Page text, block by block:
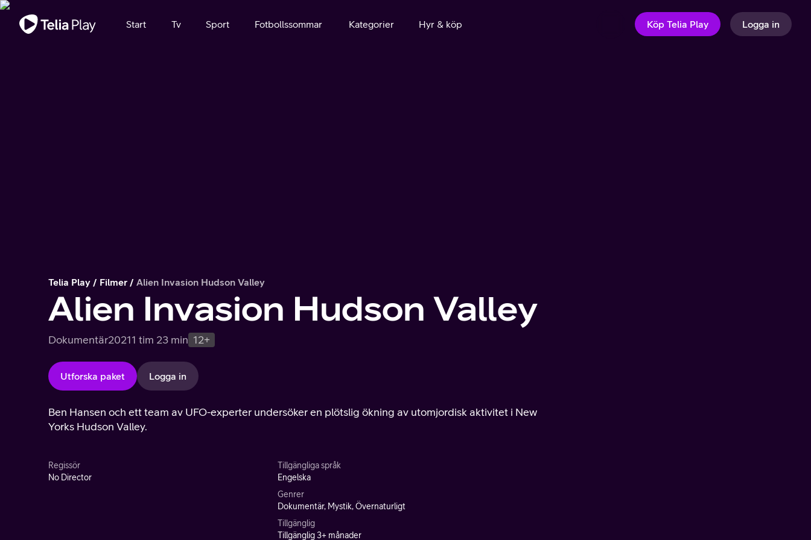
Viktigt meddelande
Start Tv Sport Fotbollssommar Kategorier Hyr & köp Köp Telia Play Logga in
Telia Play Filmer Alien Invasion Hudson Valley
Alien Invasion Hudson Valley
Dokumentär20211 tim 23 min 12+
Utforska paket Logga in
Ben Hansen och ett team av UFO-experter undersöker en plötslig ökning av utomjordisk aktivitet i New
Yorks Hudson Valley.
Regissör
No Director
Tillgängliga språk
Engelska
Genrer
Dokumentär, Mystik, Övernaturligt
Tillgänglig
Tillgänglig 3+ månader